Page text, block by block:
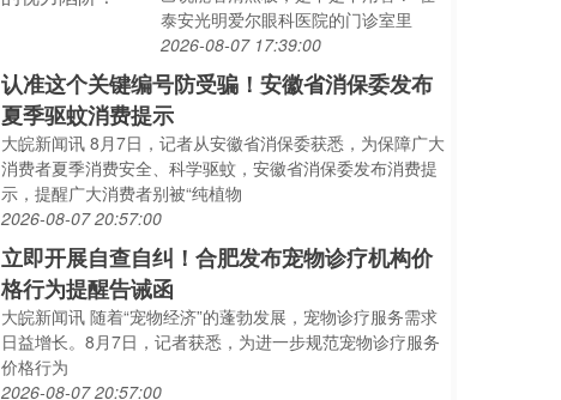
泰安光明爱尔眼科医院的门诊室里
2026-08-07 17:39:00
认准这个关键编号防受骗！安徽省消保委发布
夏季驱蚊消费提示
大皖新闻讯 8月7日，记者从安徽省消保委获悉，为保障广大
消费者夏季消费安全、科学驱蚊，安徽省消保委发布消费提
示，提醒广大消费者别被“纯植物
2026-08-07 20:57:00
立即开展自查自纠！合肥发布宠物诊疗机构价
格行为提醒告诫函
大皖新闻讯 随着“宠物经济”的蓬勃发展，宠物诊疗服务需求
日益增长。8月7日，记者获悉，为进一步规范宠物诊疗服务
价格行为
2026-08-07 20:57:00